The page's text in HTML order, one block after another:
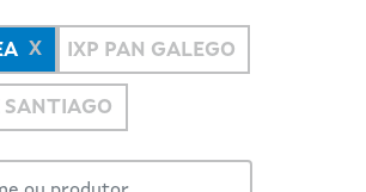
IXP PAN GALEGO
SANTIAGO